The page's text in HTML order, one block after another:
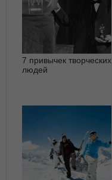
7 привычек творческих
людей